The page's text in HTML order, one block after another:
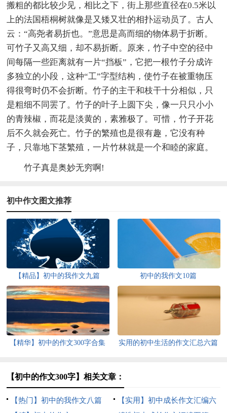
搬粗的都比较少见，相比之下，街上那些直径在0.5米以
上的法国梧桐树就像是又矮又壮的相扑运动员了。古人
云：“高尧者易折也。”意思是高而细的物体易于折断。
可竹子又高又细，却不易折断。原来，竹子中空的径中
间每隔一些距离就有一片“挡板”，它把一根竹子分成许
多独立的小段，这种“工”字型结构，使竹子在被重物压
得很弯时仍不会折断。竹子的主干和枝干十分相似，只
是粗细不同罢了。竹子的叶子上圆下尖，像一只只小小
的青辣椒，而花是淡黄的，素雅极了。可惜，竹子开花
后不久就会死亡。竹子的繁殖也是很有趣，它没有种
子，只靠地下茎繁殖，一片竹林就是一个和睦的家庭。
竹子真是奥妙无穷啊!
初中作文图文推荐
【精品】初中的我作文九篇 初中的我作文10篇
【精华】初中的作文300字合集
实用的初中生活的作文汇总六篇
【初中的作文300字】相关文章：
【热门】初中的我作文八篇
【实用】初中成长作文汇编六